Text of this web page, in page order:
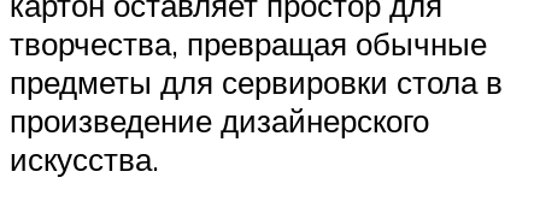
творчества, превращая обычные
предметы для сервировки стола в
произведение дизайнерского
искусства.